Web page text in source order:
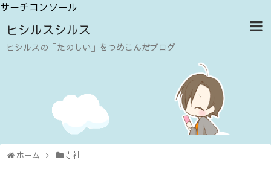
サーチコンソール
ヒシルスシルス
ヒシルスの「たのしい」をつめこんだブログ
ホーム 寺社